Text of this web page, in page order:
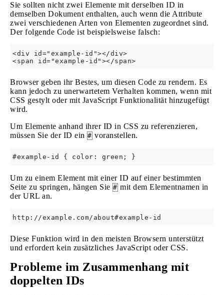
Sie sollten nicht zwei Elemente mit derselben ID in
demselben Dokument enthalten, auch wenn die Attribute
zwei verschiedenen Arten von Elementen zugeordnet sind.
Der folgende Code ist beispielsweise falsch:
<div id="example-id"></div>
Browser geben ihr Bestes, um diesen Code zu rendern. Es
kann jedoch zu unerwartetem Verhalten kommen, wenn mit
CSS gestylt oder mit JavaScript Funktionalität hinzugefügt
wird.
Um Elemente anhand ihrer ID in CSS zu referenzieren,
müssen Sie der ID ein # voranstellen.
Um zu einem Element mit einer ID auf einer bestimmten
Seite zu springen, hängen Sie # mit dem Elementnamen in
der URL an.
Diese Funktion wird in den meisten Browsern unterstützt
und erfordert kein zusätzliches JavaScript oder CSS.
Probleme im Zusammenhang mit
doppelten IDs